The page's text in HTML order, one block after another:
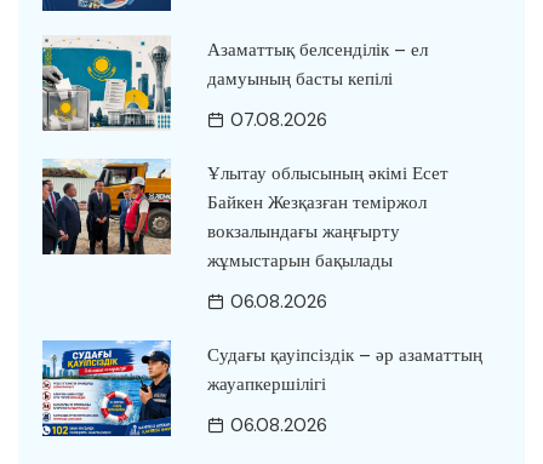
Азаматтық белсенділік – ел
дамуының басты кепілі
07.08.2026
Ұлытау облысының әкімі Есет
Байкен Жезқазған теміржол
вокзалындағы жаңғырту
жұмыстарын бақылады
06.08.2026
Судағы қауіпсіздік – әр азаматтың
жауапкершілігі
06.08.2026